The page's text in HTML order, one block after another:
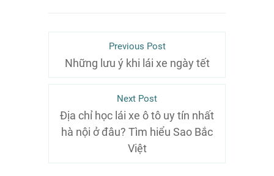
Previous Post
Những lưu ý khi lái xe ngày tết
Next Post
Địa chỉ học lái xe ô tô uy tín nhất
hà nội ở đâu? Tìm hiểu Sao Bắc
Việt